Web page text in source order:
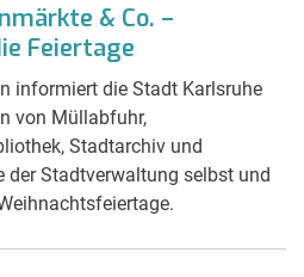
& Co. –
Feiertage
informiert die Stadt Karlsruhe
von Müllabfuhr,
Stadtarchiv und
der Stadtverwaltung selbst und